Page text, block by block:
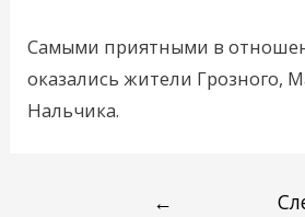
Самыми приятными в
оказались жители Грозного,
Нальчика.
←